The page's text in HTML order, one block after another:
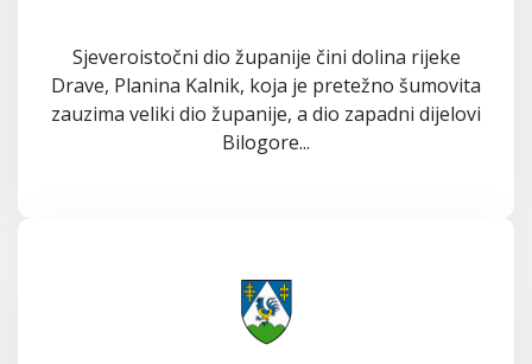
Sjeveroistočni dio županije čini dolina rijeke
Drave, Planina Kalnik, koja je pretežno šumovita
zauzima veliki dio županije, a dio zapadni dijelovi
Bilogore...